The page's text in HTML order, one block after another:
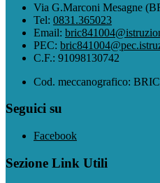
Via G.Marconi Mesagne
Tel: 0831.365023
Email:
PEC:
C.F.: 91098130742
Cod. meccanografico:
Seguici su
Facebook
Sezione Link Utili